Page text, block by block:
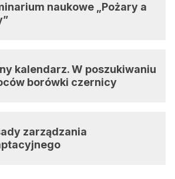
naukowe „Pożary a
kalendarz. W poszukiwaniu
borówki czernicy
zarządzania